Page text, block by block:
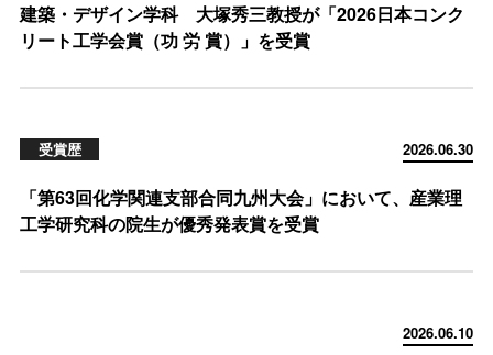
建築・デザイン学科 大塚秀三教授が「2026日本コンク
リート工学会賞（功 労 賞）」を受賞
2026.06.30
受賞歴
「第63回化学関連支部合同九州大会」において、産業理
工学研究科の院生が優秀発表賞を受賞
2026.06.10